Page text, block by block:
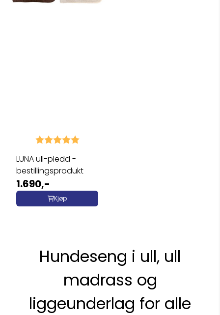
Karakter: 5.0 av 5 mulige
LUNA ull-pledd -
bestillingsprodukt
1.690,-
Kjøp
Hundeseng i ull, ull
madrass og
liggeunderlag for alle